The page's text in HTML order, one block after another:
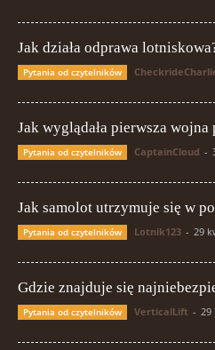
Jak działa odprawa
Pytania od czytelników
Jak wyglądała pierwsza wojna
Pytania od czytelników CaptainCloud -
Jak samolot utrzymuje się w
Pytania od czytelników Lotnik123 - 29
Gdzie znajduje się
Pytania od czytelników VerticalLift - 29